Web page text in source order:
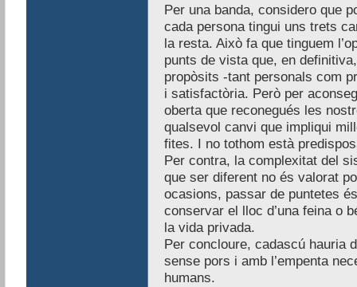
Per una banda, considero que
cada persona tingui uns trets
la resta. Això fa que tinguem
punts de vista que, en
propòsits -tant personals com
i satisfactòria. Però per
oberta que reconegués les
qualsevol canvi que impliqui
fites. I no tothom està
Per contra, la complexitat del
que ser diferent no és valorat
ocasions, passar de puntetes
conservar el lloc d’una feina o
la vida privada.
Per concloure, cadascú hauria
sense pors i amb l’empenta
humans.